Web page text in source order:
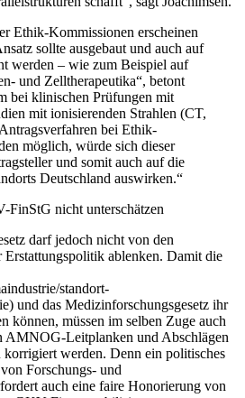
Ethik-Kommissionen erscheinen
sollte ausgebaut und auch auf
werden – wie zum Beispiel auf
und Zelltherapeutika“, betont
bei klinischen Prüfungen mit
mit ionisierenden Strahlen (CT,
bei Ethik-
möglich, würde sich dieser
und somit auch auf die
Deutschland auswirken.“
FinStG nicht unterschätzen
darf jedoch nicht von den
Erstattungspolitik ablenken. Damit die
standort-
und das Medizinforschungsgesetz ihr
können, müssen im selben Zuge auch
AMNOG-Leitplanken und Abschlägen
werden. Denn ein politisches
Forschungs- und
auch eine faire Honorierung von